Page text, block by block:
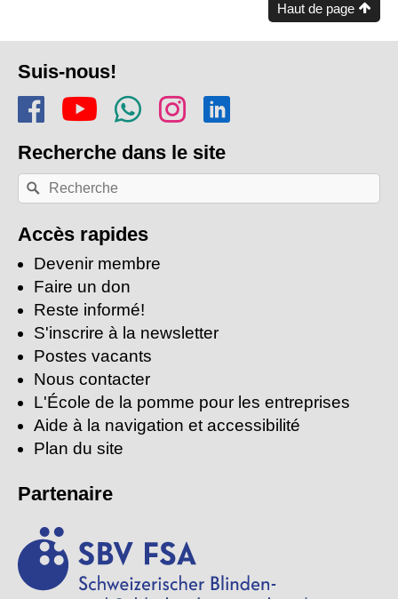
Haut de page
de
page
Suis-nous!
Rejoins-nous sur Facebook
Regarde-nous sur
Rejoins notre
Suis-nous sur
Recherche dans le site
Recherche
par
clés:
Rechercher
Accès rapides
Devenir membre
Faire un don
Reste informé!
S'inscrire à la newsletter
Postes vacants
Nous contacter
L'École de la pomme pour les entreprises
Aide à la navigation et accessibilité
Plan du site
Partenaire